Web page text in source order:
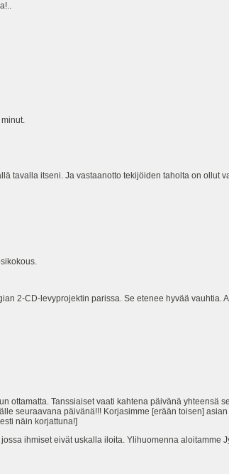
itseni. Ja vastaanotto tekijöiden taholta on ollut
2-CD-levyprojektin parissa. Se etenee hyvää vauhtia.
Tanssiaiset vaati kahtena päivänä yhteensä
seuraavana päivänä!!! Korjasimme [erään toisen]
näin korjattuna!]
ihmiset eivät uskalla iloita. Ylihuomenna aloitamme